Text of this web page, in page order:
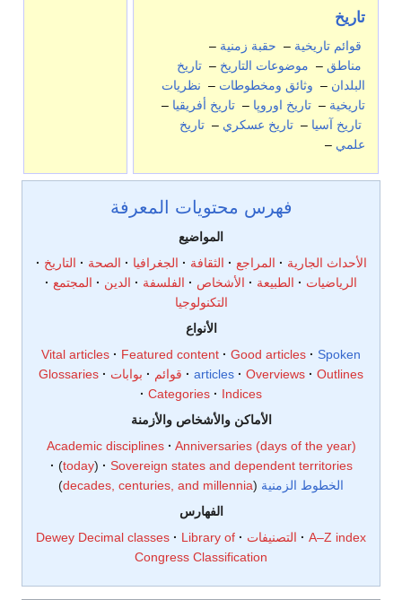
تاريخ
قوائم تاريخية – حقبة زمنية –
مناطق – موضوعات التاريخ – تاريخ
البلدان – وثائق ومخطوطات – نظريات
تاريخية – تاريخ اوروپا – تاريخ أفريقيا –
تاريخ آسيا – تاريخ عسكري – تاريخ
علمي –
فهرس محتويات المعرفة
المواضيع
الأحداث الجارية
المراجع الثقافة الجغرافيا الصحة
التاريخ
الرياضيات
الطبيعة الأشخاص الفلسفة الدين
المجتمع
التكنولوجيا
الأنواع
Vital articles
Featured content Good articles
Spoken
articles
Overviews Outlines قوائم بوابات
Glossaries
Categories
Indices
الأماكن والأشخاص والأزمنة
Academic disciplines
Anniversaries (days of the year)
today
Sovereign states and dependent territories
الخطوط الزمنية
decades, centuries, and millennia
الفهارس
A–Z index
التصنيفات Dewey Decimal classes
Library of
Congress Classification